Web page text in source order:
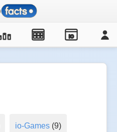
IO
io-Games (9)